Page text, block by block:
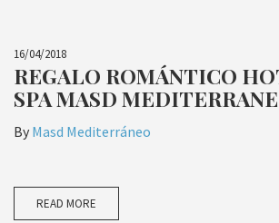
16/04/2018
REGALO ROMÁNTICO
SPA MASD
By Masd Mediterráneo
READ MORE